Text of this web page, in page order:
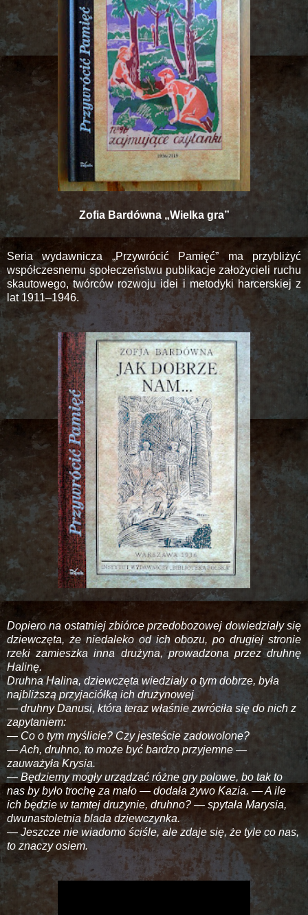
Zofia Bardówna „Wielka gra”
Seria wydawnicza „Przywrócić Pamięć” ma przybliżyć
współczesnemu społeczeństwu publikacje założycieli ruchu
skautowego, twórców rozwoju idei i metodyki harcerskiej z
lat 1911–1946.
Dopiero na ostatniej zbiórce przedobozowej dowiedziały się
dziewczęta, że niedaleko od ich obozu, po drugiej stronie
rzeki zamieszka inna drużyna, prowadzona przez druhnę
Halinę.
Druhna Halina, dziewczęta wiedziały o tym dobrze, była
najbliższą przyjaciółką ich drużynowej
— druhny Danusi, która teraz właśnie zwróciła się do nich z
zapytaniem:
— Co o tym myślicie? Czy jesteście zadowolone?
— Ach, druhno, to może być bardzo przyjemne —
zauważyła Krysia.
— Będziemy mogły urządzać różne gry polowe, bo tak to
nas by było trochę za mało — dodała żywo Kazia. — A ile
ich będzie w tamtej drużynie, druhno? — spytała Marysia,
dwunastoletnia blada dziewczynka.
— Jeszcze nie wiadomo ściśle, ale zdaje się, że tyle co nas,
to znaczy osiem.